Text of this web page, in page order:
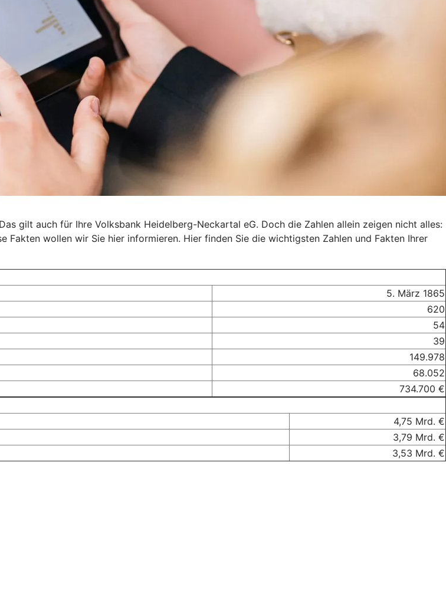
gilt auch für Ihre Volksbank Heidelberg-Neckartal eG. Doch die Zahlen allein zeigen nicht alles:
Fakten wollen wir Sie hier informieren. Hier finden Sie die wichtigsten Zahlen und Fakten Ihrer
5. März 1865
620
54
39
149.978
68.052
734.700 €
4,75 Mrd. €
3,79 Mrd. €
3,53 Mrd. €